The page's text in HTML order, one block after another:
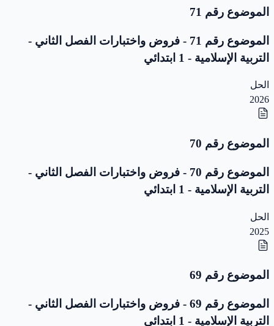
الموضوع رقم 71
الموضوع رقم 71 - فروض واختبارات الفصل الثاني -
التربية الإسلامية - 1 ابتدائي
الحل
2026
الموضوع رقم 70
الموضوع رقم 70 - فروض واختبارات الفصل الثاني -
التربية الإسلامية - 1 ابتدائي
الحل
2025
الموضوع رقم 69
الموضوع رقم 69 - فروض واختبارات الفصل الثاني -
التربية الإسلامية - 1 ابتدائي